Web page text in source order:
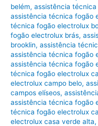
belém,assistência
assistência técnica fogão
técnica fogão electrolux
fogão electrolux brás,
brooklin,assistência
assistência técnica fogão
assistência técnica fogão
técnica fogão electrolux
electrolux campo belo,
campos elíseos,
assistência técnica fogão
técnica fogão electrolux
electrolux casa verde alta